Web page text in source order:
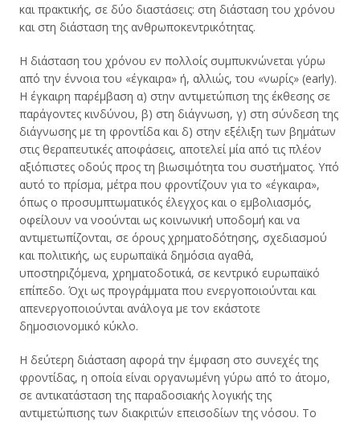
και πρακτικής, σε δύο διαστάσεις: στη διάσταση του χρόνου
και στη διάσταση της ανθρωποκεντρικότητας.
Η διάσταση του χρόνου εν πολλοίς συμπυκνώνεται γύρω
από την έννοια του «έγκαιρα» ή, αλλιώς, του «νωρίς» (early).
Η έγκαιρη παρέμβαση α) στην αντιμετώπιση της έκθεσης σε
παράγοντες κινδύνου, β) στη διάγνωση, γ) στη σύνδεση της
διάγνωσης με τη φροντίδα και δ) στην εξέλιξη των βημάτων
στις θεραπευτικές αποφάσεις, αποτελεί μία από τις πλέον
αξιόπιστες οδούς προς τη βιωσιμότητα του συστήματος. Υπό
αυτό το πρίσμα, μέτρα που φροντίζουν για το «έγκαιρα»,
όπως ο προσυμπτωματικός έλεγχος και ο εμβολιασμός,
οφείλουν να νοούνται ως κοινωνική υποδομή και να
αντιμετωπίζονται, σε όρους χρηματοδότησης, σχεδιασμού
και πολιτικής, ως ευρωπαϊκά δημόσια αγαθά,
υποστηριζόμενα, χρηματοδοτικά, σε κεντρικό ευρωπαϊκό
επίπεδο. Όχι ως προγράμματα που ενεργοποιούνται και
απενεργοποιούνται ανάλογα με τον εκάστοτε
δημοσιονομικό κύκλο.
Η δεύτερη διάσταση αφορά την έμφαση στο συνεχές της
φροντίδας, η οποία είναι οργανωμένη γύρω από το άτομο,
σε αντικατάσταση της παραδοσιακής λογικής της
αντιμετώπισης των διακριτών επεισοδίων της νόσου. Το